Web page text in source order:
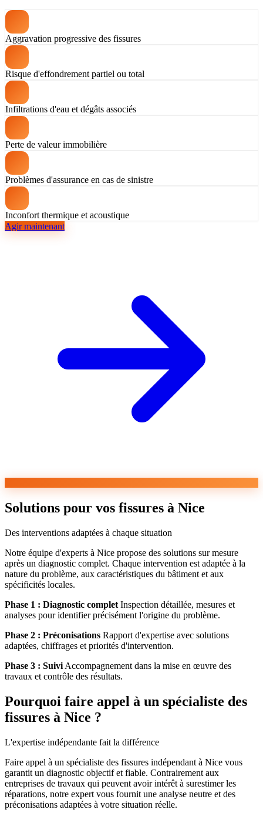
Aggravation progressive des fissures
Risque d'effondrement partiel ou total
Infiltrations d'eau et dégâts associés
Perte de valeur immobilière
Problèmes d'assurance en cas de sinistre
Inconfort thermique et acoustique
Agir maintenant
Solutions pour vos fissures à Nice
Des interventions adaptées à chaque situation
Notre équipe d'experts à Nice propose des solutions sur mesure
après un diagnostic complet. Chaque intervention est adaptée à la
nature du problème, aux caractéristiques du bâtiment et aux
spécificités locales.
Phase 1 : Diagnostic complet Inspection détaillée, mesures et
analyses pour identifier précisément l'origine du problème.
Phase 2 : Préconisations Rapport d'expertise avec solutions
adaptées, chiffrages et priorités d'intervention.
Phase 3 : Suivi Accompagnement dans la mise en œuvre des
travaux et contrôle des résultats.
Pourquoi faire appel à un spécialiste des
fissures à Nice ?
L'expertise indépendante fait la différence
Faire appel à un spécialiste des fissures indépendant à Nice vous
garantit un diagnostic objectif et fiable. Contrairement aux
entreprises de travaux qui peuvent avoir intérêt à surestimer les
réparations, notre expert vous fournit une analyse neutre et des
préconisations adaptées à votre situation réelle.